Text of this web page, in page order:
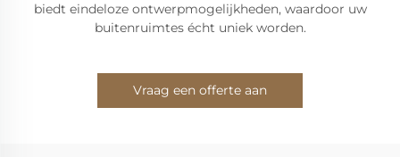
biedt eindeloze ontwerpmogelijkheden, waardoor uw
buitenruimtes écht uniek worden.
Vraag een offerte aan